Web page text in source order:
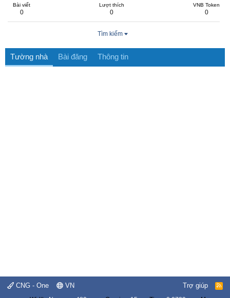
Bài viết
0
Lượt thích
0
VNB Token
0
Tìm kiếm
Tường nhà Bài đăng Thông tin
CNG - One VN Trợ giúp
R